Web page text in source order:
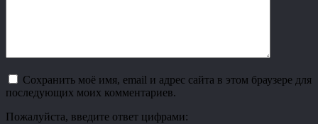
Сохранить моё имя, email и адрес сайта в этом браузере для
последующих моих комментариев.
Пожалуйста, введите ответ цифрами: